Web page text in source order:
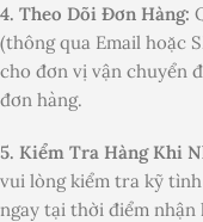
4. Theo Dõi Đơn Hàng:
(thông qua Email hoặc
cho đơn vị vận chuyển
đơn hàng.
5. Kiểm Tra Hàng Khi
vui lòng kiểm tra kỹ
ngay tại thời điểm nhận